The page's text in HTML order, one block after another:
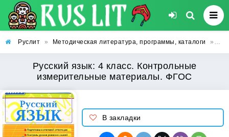
Руслит » Методическая литература, программы, каталоги »
Русский язык: 4 класс. Контрольные
измерительные материалы. ФГОС
В закладки